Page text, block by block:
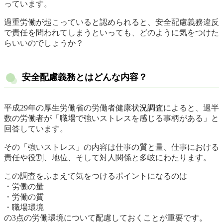
っています。
過重労働が起こっていると認められると、安全配慮義務違反
で責任を問われてしまうといっても、どのように気をつけた
らいいのでしょうか？
安全配慮義務とはどんな内容？
平成29年の厚生労働省の労働者健康状況調査によると、過半
数の労働者が「職場で強いストレスを感じる事柄がある」と
回答しています。
その「強いストレス」の内容は仕事の質と量、仕事における
責任や役割、地位、そして対人関係と多岐にわたります。
この調査をふまえて気をつけるポイントになるのは
・労働の量
・労働の質
・職場環境
の3点の労働環境について配慮しておくことが重要です。